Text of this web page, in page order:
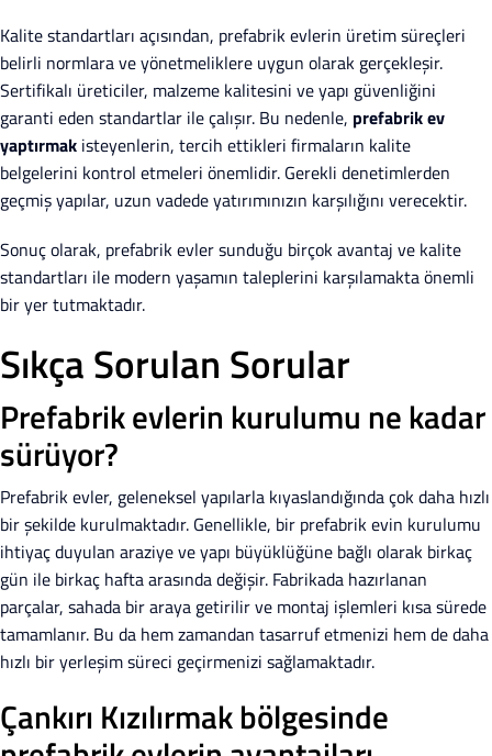
Kalite standartları açısından, prefabrik evlerin üretim süreçleri
belirli normlara ve yönetmeliklere uygun olarak gerçekleşir.
Sertifikalı üreticiler, malzeme kalitesini ve yapı güvenliğini
garanti eden standartlar ile çalışır. Bu nedenle, prefabrik ev
yaptırmak isteyenlerin, tercih ettikleri firmaların kalite
belgelerini kontrol etmeleri önemlidir. Gerekli denetimlerden
geçmiş yapılar, uzun vadede yatırımınızın karşılığını verecektir.
Sonuç olarak, prefabrik evler sunduğu birçok avantaj ve kalite
standartları ile modern yaşamın taleplerini karşılamakta önemli
bir yer tutmaktadır.
Sıkça Sorulan Sorular
Prefabrik evlerin kurulumu ne kadar
sürüyor?
Prefabrik evler, geleneksel yapılarla kıyaslandığında çok daha hızlı
bir şekilde kurulmaktadır. Genellikle, bir prefabrik evin kurulumu
ihtiyaç duyulan araziye ve yapı büyüklüğüne bağlı olarak birkaç
gün ile birkaç hafta arasında değişir. Fabrikada hazırlanan
parçalar, sahada bir araya getirilir ve montaj işlemleri kısa sürede
tamamlanır. Bu da hem zamandan tasarruf etmenizi hem de daha
hızlı bir yerleşim süreci geçirmenizi sağlamaktadır.
Çankırı Kızılırmak bölgesinde